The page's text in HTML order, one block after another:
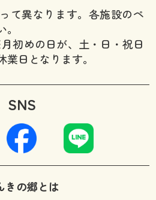
て異なります。各施設のペ
初めの日が、土・日・祝日
日となります。
SNS
きの郷とは